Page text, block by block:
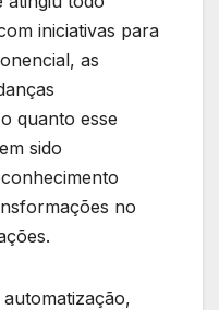
iniciativas para
as
quanto esse
sido
no